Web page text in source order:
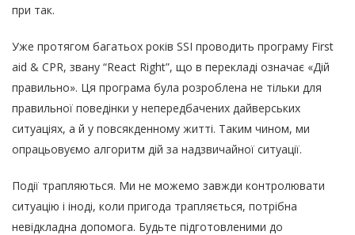
при так.
Уже протягом багатьох років SSI проводить програму First
aid & CPR, звану “React Right”, що в перекладі означає «Дій
правильно». Ця програма була розроблена не тільки для
правильної поведінки у непередбачених дайверських
ситуаціях, а й у повсякденному житті. Таким чином, ми
опрацьовуємо алгоритм дій за надзвичайної ситуації.
Події трапляються. Ми не можемо завжди контролювати
ситуацію і іноді, коли пригода трапляється, потрібна
невідкладна допомога. Будьте підготовленими до